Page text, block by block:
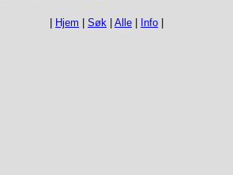
Hjem Søk Alle Info